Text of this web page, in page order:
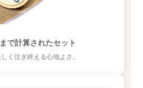
で計算されたセット
く注ぎ終える心地よさ。